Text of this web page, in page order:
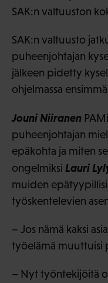
SAK:n valtuuston
SAK:n valtuusto
puheenjohtajan
jälkeen pidetty
ohjelmassa
Jouni Niiranen
puheenjohtajan
epäkohta ja miten
ongelmiksi Lauri
muiden
työskentelevien
– Jos nämä kaksi
työelämä muuttuisi
– Nyt työntekijöitä